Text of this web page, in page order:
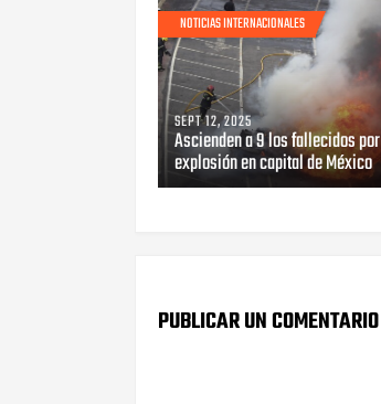
NOTICIAS INTERNACIONALES
SEPT 12, 2025
Ascienden a 9 los fallecidos por
explosión en capital de México
PUBLICAR UN COMENTARIO